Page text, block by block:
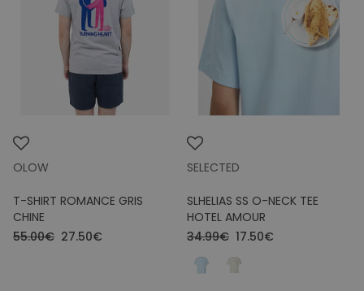
OLOW
T-SHIRT ROMANCE GRIS
CHINE
55.00€ 27.50€
SELECTED
SLHELIAS SS O-NECK TEE
HOTEL AMOUR
34.99€ 17.50€